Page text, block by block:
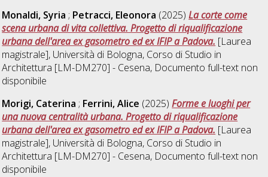
Monaldi, Syria ; Petracci, Eleonora (2025)La corte come
scena urbana di vita collettiva. Progetto di riqualificazione
urbana dell'area ex gasometro ed ex IFIP a Padova. [Laurea
magistrale], Università di Bologna, Corso di Studio in
Architettura [LM-DM270] - Cesena, Documento full-text non
disponibile
Morigi, Caterina ; Ferrini, Alice (2025)Forme e luoghi per
una nuova centralità urbana. Progetto di riqualificazione
urbana dell'area ex gasometro ed ex IFIP a Padova. [Laurea
magistrale], Università di Bologna, Corso di Studio in
Architettura [LM-DM270] - Cesena, Documento full-text non
disponibile